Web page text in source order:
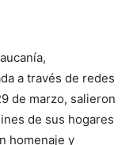
a través de redes
de marzo, salieron
de sus hogares
homenaje y